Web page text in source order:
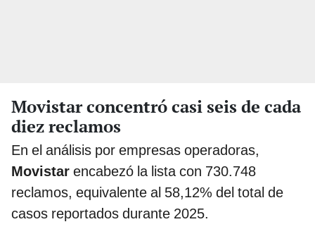
Movistar concentró casi seis de cada
diez reclamos
En el análisis por empresas operadoras,
Movistar encabezó la lista con 730.748
reclamos, equivalente al 58,12% del total de
casos reportados durante 2025.